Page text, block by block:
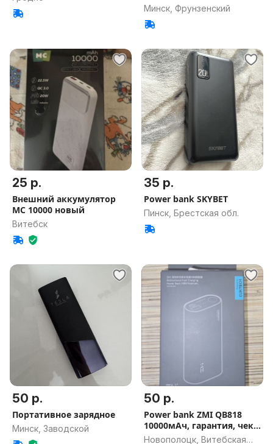
Минск, Фрунзенский
25 р.
Внешний аккумулятор
MC 10000 новый
Витебск
35 р.
Power bank SKYBET
Пинск, Брестская обл.
50 р.
Портативное зарядное
Минск, Заводской
50 р.
Power bank ZMI QB818
10000мАч, гарантия, чек
есть
Новополоцк, Витебская